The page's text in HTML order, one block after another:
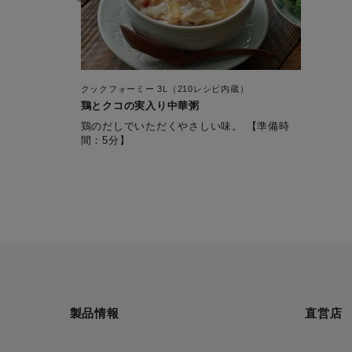
クックフォーミー 3L（210レシピ内蔵）
鶏とクコの実入り中華粥
鶏のだしでいただくやさしい味。 【準備時
間：5分】
製品情報 直営店